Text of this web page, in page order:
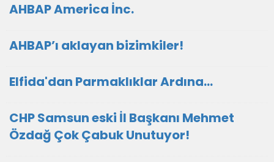
AHBAP America İnc.
AHBAP’ı aklayan bizimkiler!
Elfida'dan Parmaklıklar Ardına…
CHP Samsun eski İl Başkanı Mehmet
Özdağ Çok Çabuk Unutuyor!